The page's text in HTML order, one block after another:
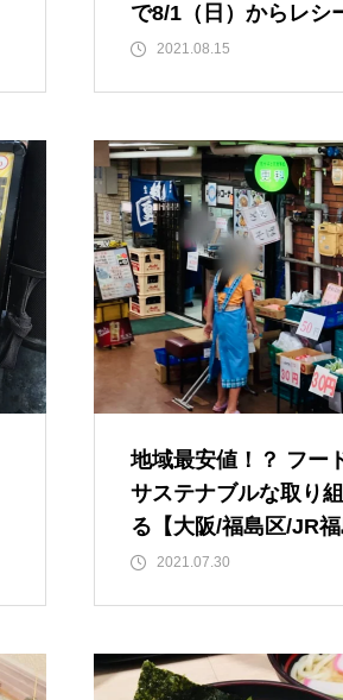
で8/1（日）からレシ
ーン実施中！
2021.08.15
地域最安値！？ フー
サステナブルな取り
る【大阪/福島区/JR
Ｋ1番街】「更科食堂
2021.07.30